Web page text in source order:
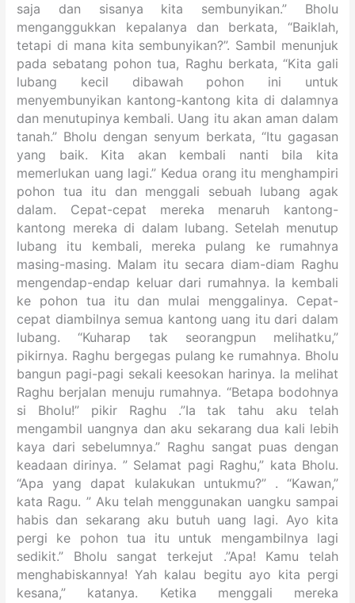
saja dan sisanya kita sembunyikan.” Bholu
menganggukkan kepalanya dan berkata, “Baiklah,
tetapi di mana kita sembunyikan?”. Sambil menunjuk
pada sebatang pohon tua, Raghu berkata, “Kita gali
lubang kecil dibawah pohon ini untuk
menyembunyikan kantong-kantong kita di dalamnya
dan menutupinya kembali. Uang itu akan aman dalam
tanah.” Bholu dengan senyum berkata, “Itu gagasan
yang baik. Kita akan kembali nanti bila kita
memerlukan uang lagi.” Kedua orang itu menghampiri
pohon tua itu dan menggali sebuah lubang agak
dalam. Cepat-cepat mereka menaruh kantong-
kantong mereka di dalam lubang. Setelah menutup
lubang itu kembali, mereka pulang ke rumahnya
masing-masing. Malam itu secara diam-diam Raghu
mengendap-endap keluar dari rumahnya. Ia kembali
ke pohon tua itu dan mulai menggalinya. Cepat-
cepat diambilnya semua kantong uang itu dari dalam
lubang. “Kuharap tak seorangpun melihatku,”
pikirnya. Raghu bergegas pulang ke rumahnya. Bholu
bangun pagi-pagi sekali keesokan harinya. Ia melihat
Raghu berjalan menuju rumahnya. “Betapa bodohnya
si Bholu!” pikir Raghu .”Ia tak tahu aku telah
mengambil uangnya dan aku sekarang dua kali lebih
kaya dari sebelumnya.” Raghu sangat puas dengan
keadaan dirinya. ” Selamat pagi Raghu,” kata Bholu.
“Apa yang dapat kulakukan untukmu?” . “Kawan,”
kata Ragu. ” Aku telah menggunakan uangku sampai
habis dan sekarang aku butuh uang lagi. Ayo kita
pergi ke pohon tua itu untuk mengambilnya lagi
sedikit.” Bholu sangat terkejut .”Apa! Kamu telah
menghabiskannya! Yah kalau begitu ayo kita pergi
kesana,” katanya. Ketika menggali mereka